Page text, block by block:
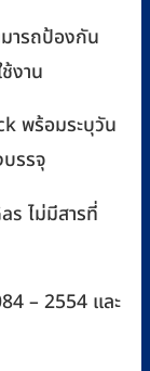
ารถป้องกัน
งาน
พร้อมระบุวัน
รรจุ
ไม่มีสารที่
– 2554 และ